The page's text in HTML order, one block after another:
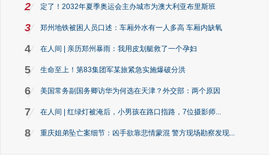
2 定了！2032年夏季奥运会主办城市为澳大利亚布里斯班
3 郑州地铁被困人员口述：车厢外水有一人多高 车厢内缺氧
4 在人间 | 亲历郑州暴雨：我用皮划艇救了一个孕妇
5 生命至上！第83集团军某旅紧急实施爆破分洪
6 美国常务副国务卿访华为何选在天津？外交部：两个原因
7 在人间 | 红绿灯被淹后，小男孩在路口指路，7位摄影师...
8 重庆姐弟坠亡案细节：凶手欲靠悲情蒙混 警方现场勘察发现...